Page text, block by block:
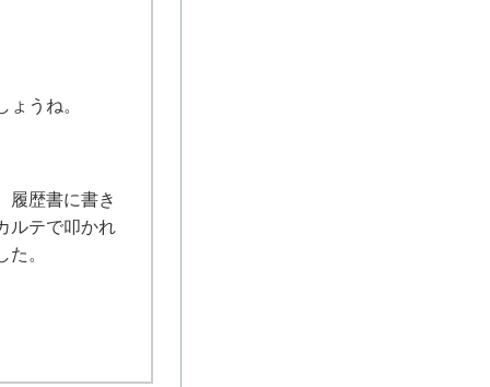
うね。
履歴書に書き
ルテで叩かれ
。